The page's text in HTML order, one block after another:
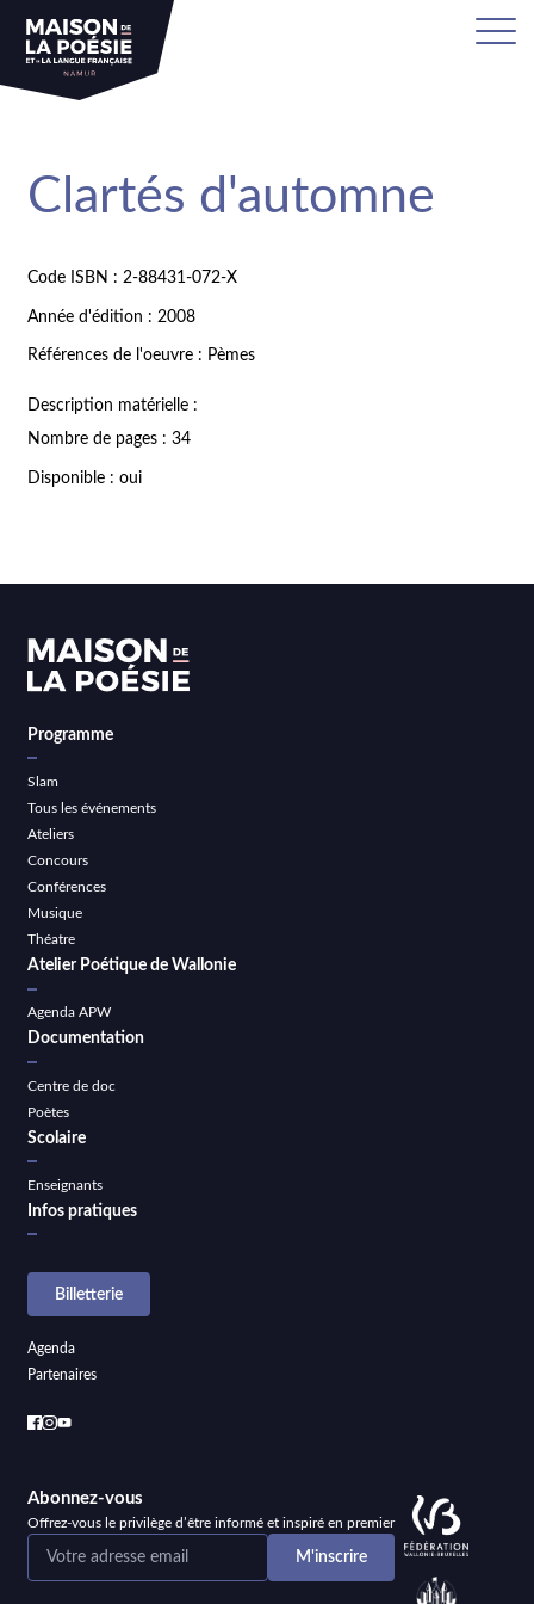
Clartés d'automne
Code ISBN : 2-88431-072-X
Année d'édition : 2008
Références de l'oeuvre : Pèmes
Description matérielle :
Nombre de pages : 34
Disponible : oui
Programme
Slam
Tous les événements
Ateliers
Concours
Conférences
Musique
Théatre
Atelier Poétique de Wallonie
Agenda APW
Documentation
Centre de doc
Poètes
Scolaire
Enseignants
Infos pratiques
Billetterie
Agenda
Partenaires
Abonnez-vous
Offrez-vous le privilège d’être informé et inspiré en premier